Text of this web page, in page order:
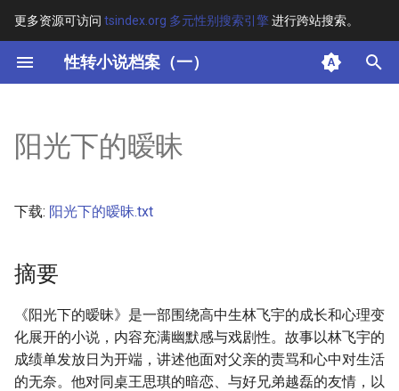
更多资源可访问 tsindex.org 多元性别搜索引擎 进行跨站搜索。
性转小说档案（一）
键
开
搜
其他信息
阳光下的暧昧
下载: 阳光下的暧昧.txt
摘要
《阳光下的暧昧》是一部围绕高中生林飞宇的成长和心理变
化展开的小说，内容充满幽默感与戏剧性。故事以林飞宇的
成绩单发放日为开端，讲述他面对父亲的责骂和心中对生活
的无奈。他对同桌王思琪的暗恋、与好兄弟越磊的友情，以